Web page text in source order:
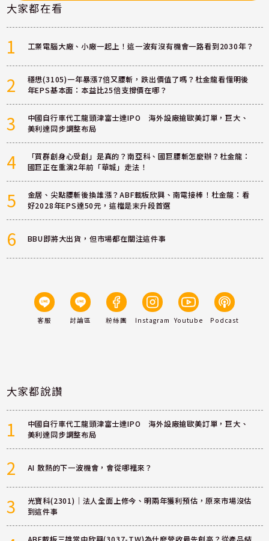
大家都在看
1 工業電腦大廠、小廠一起上！這一波有沒有機會一路看到2030年？
2
穩懋(3105)一年暴漲7倍又腰斬，跌出價值了嗎？杜金龍看懂明後
年EPS基本面：本益比25倍支撐價在哪？
3
中國自行車代工龍頭津富士達IPO 海外設廠搶歐美訂單，巨大、
美利達同步調整布局
4
「買群創身心受創」是真的？南亞科、國巨腰斬怎麼辦？杜金龍：
國巨正在重演2年前「華城」走法！
5
金居、尖點腰斬後換誰漲？ABF載板欣興、南電接棒！杜金龍：看
好2028年EPS達50元，這檔是末升段首選
6 BBU即將大出貨，但市場都在關注這件事
客服 討論區 粉絲團 Instagram Youtube Podcast
大家都說讚
1
中國自行車代工龍頭津富士達IPO 海外設廠搶歐美訂單，巨大、
美利達同步調整布局
2 AI 散熱的下一波機會，會從哪裡來？
3
光寶科(2301)｜法人全面上修今、明兩年獲利預估，原來市場沒估
到這件事